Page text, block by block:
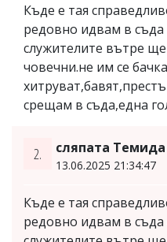
Къде е тая
редовно идвам в съда
служителите вътре
човечни.не им се
срещам в съда,една
2. сляпата Темида
13.06.2025 21:34:47
Къде е тая
редовно идвам в съда